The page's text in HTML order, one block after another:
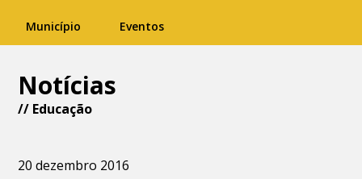
Município Eventos
Notícias
// Educação
20 dezembro 2016